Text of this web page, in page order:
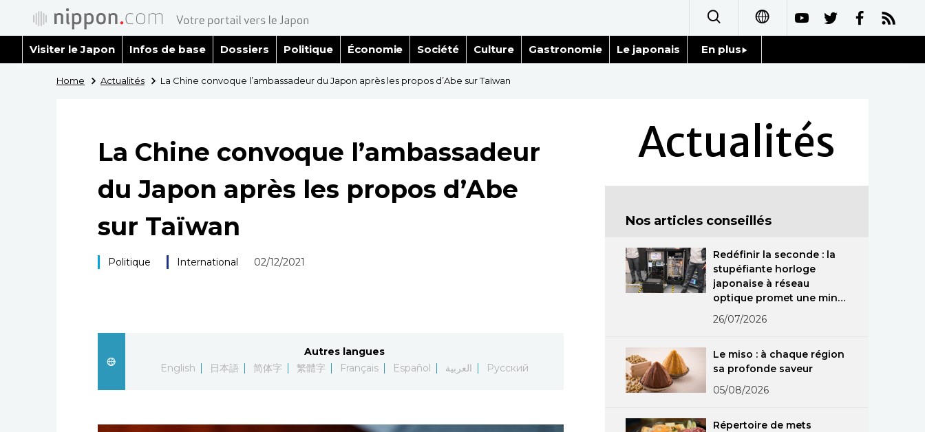
简体字
繁體字
العربية
Русский
Visiter le Japon Infos de base Dossiers Politique Économie Société Culture Gastronomie Le japonais En plus
Personnages
Chroniques
Images
Vidéos
Tokyo
Home Actualités La Chine convoque l’ambassadeur du Japon après les propos d’Abe sur Taïwan
La Chine convoque l’ambassadeur
du Japon après les propos d’Abe
sur Taïwan
Politique International 02/12/2021
Autres langues
English
日本語 简体字 繁體字 Français Español العربية Русский
Actualités
Nos articles conseillés
Redéfinir la seconde : la
stupéfiante horloge
japonaise à réseau
optique promet une mine
d’applications dans le
monde réel
26/07/2026
Le miso : à chaque région
sa profonde saveur
05/08/2026
Répertoire de mets